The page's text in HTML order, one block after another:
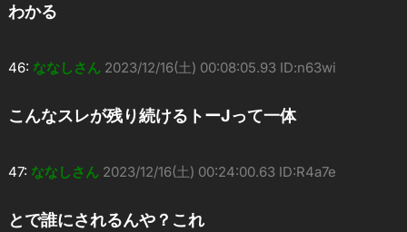
わかる
46: ななしさん 2023/12/16(土) 00:08:05.93 ID:n63wi
こんなスレが残り続けるトーJって一体
47: ななしさん 2023/12/16(土) 00:24:00.63 ID:R4a7e
とで誰にされるんや？これ